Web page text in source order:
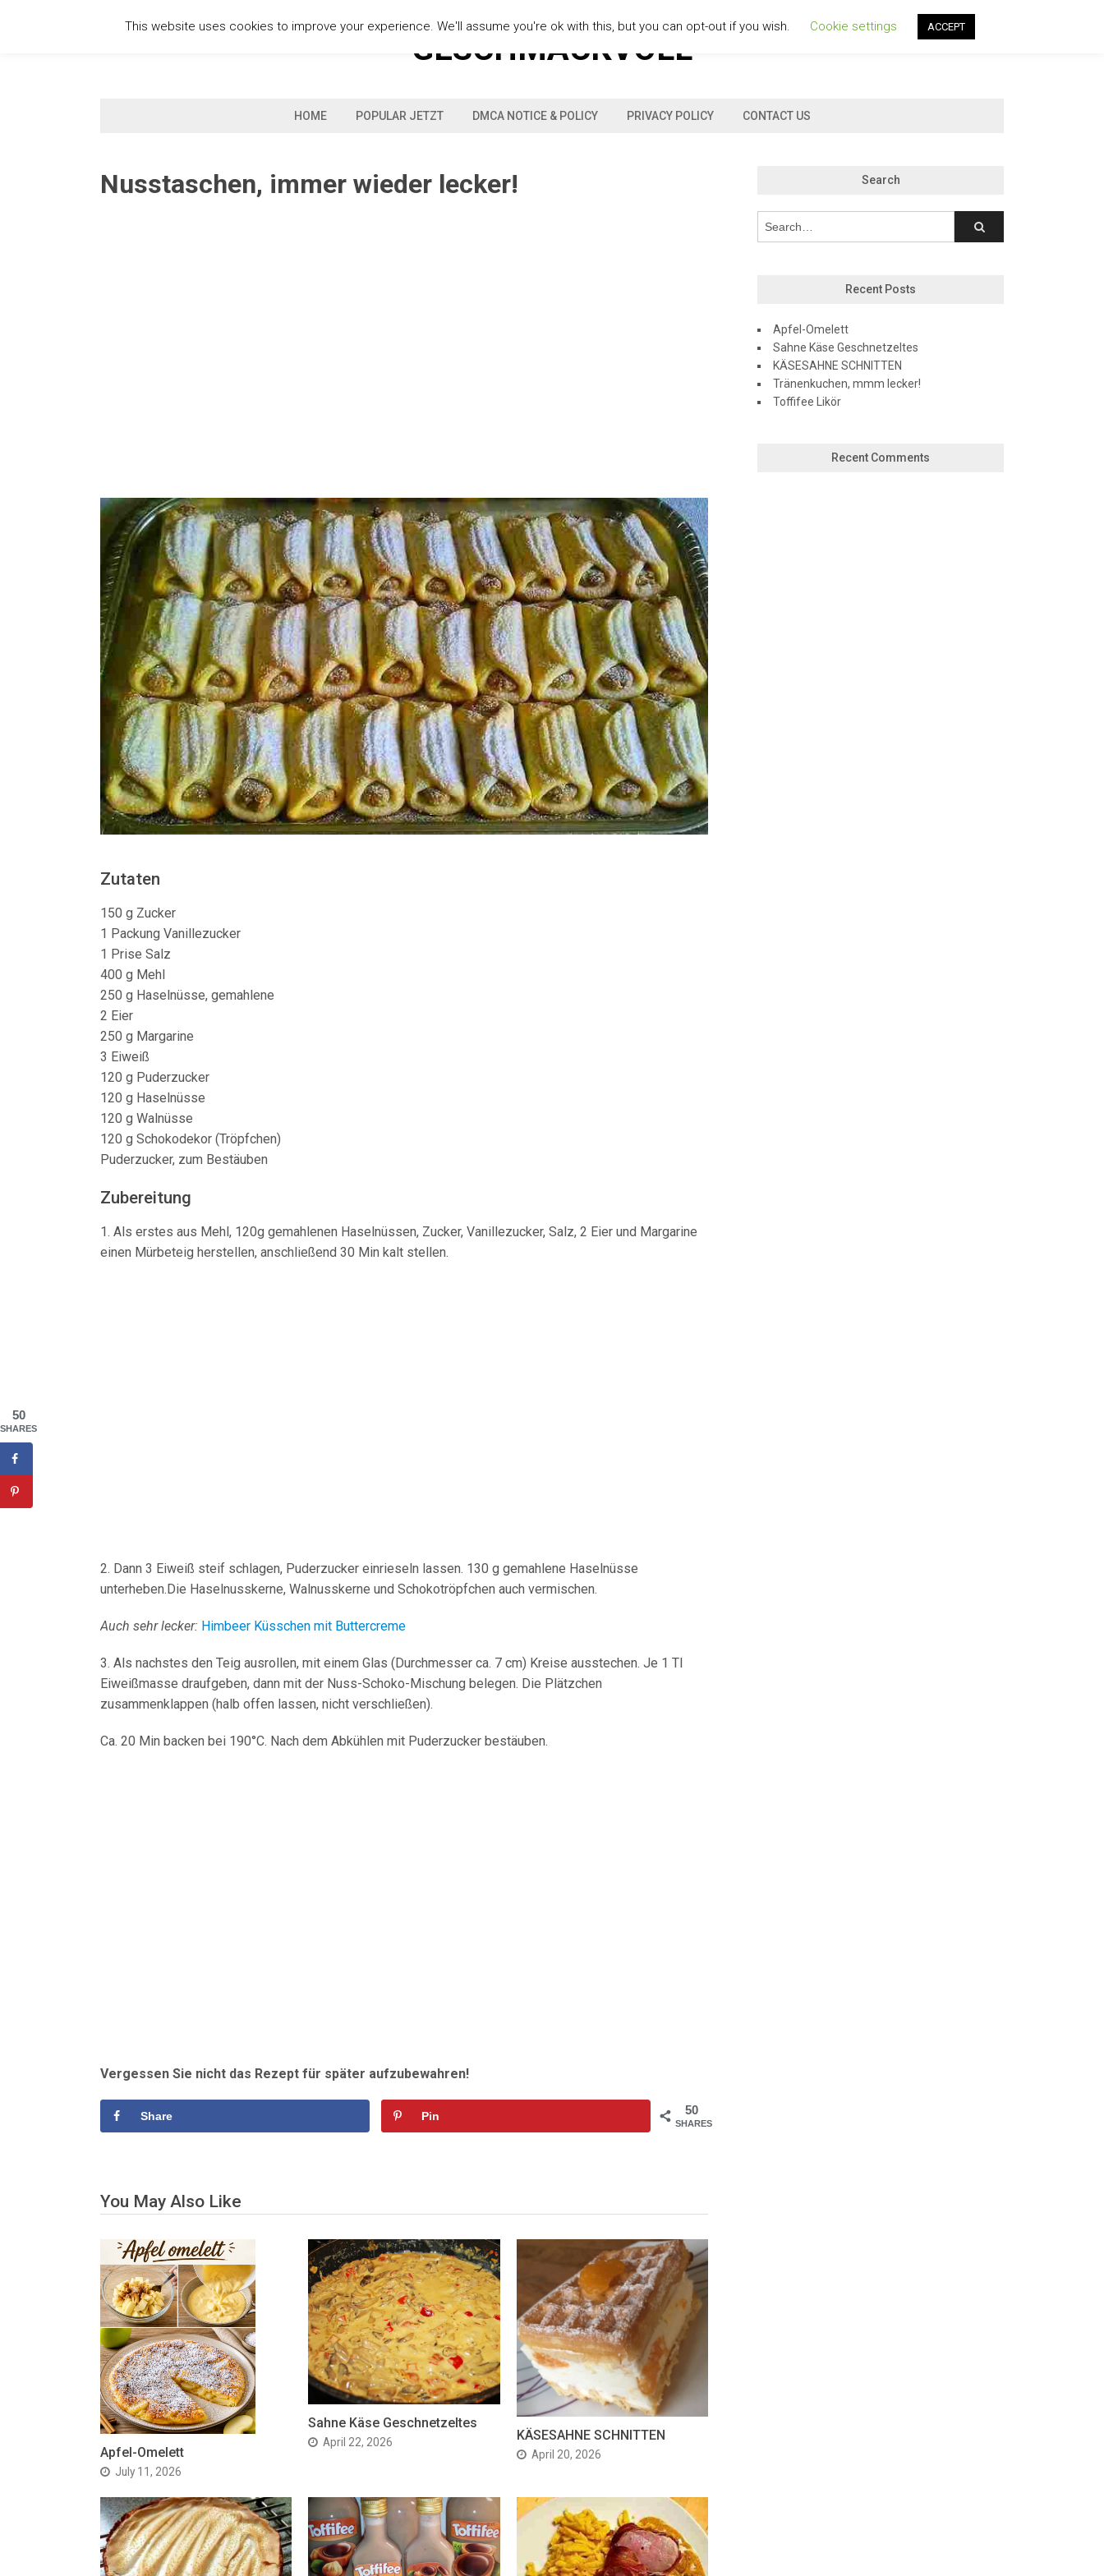
GESCHMACKVOLL
HOME POPULAR JETZT DMCA NOTICE & POLICY PRIVACY POLICY CONTACT US
Nusstaschen, immer wieder lecker!
Zutaten
150 g Zucker
1 Packung Vanillezucker
1 Prise Salz
400 g Mehl
250 g Haselnüsse, gemahlene
2 Eier
250 g Margarine
3 Eiweiß
120 g Puderzucker
120 g Haselnüsse
120 g Walnüsse
120 g Schokodekor (Tröpfchen)
Puderzucker, zum Bestäuben
Zubereitung
1. Als erstes aus Mehl, 120g gemahlenen Haselnüssen, Zucker, Vanillezucker, Salz, 2 Eier und Margarine
einen Mürbeteig herstellen, anschließend 30 Min kalt stellen.
2. Dann 3 Eiweiß steif schlagen, Puderzucker einrieseln lassen. 130 g gemahlene Haselnüsse
unterheben.Die Haselnusskerne, Walnusskerne und Schokotröpfchen auch vermischen.
Auch sehr lecker: Himbeer Küsschen mit Buttercreme
3. Als nachstes den Teig ausrollen, mit einem Glas (Durchmesser ca. 7 cm) Kreise ausstechen. Je 1 Tl
Eiweißmasse draufgeben, dann mit der Nuss-Schoko-Mischung belegen. Die Plätzchen
zusammenklappen (halb offen lassen, nicht verschließen).
Ca. 20 Min backen bei 190°C. Nach dem Abkühlen mit Puderzucker bestäuben.
Vergessen Sie nicht das Rezept für später aufzubewahren!
50
SHARES
Share Pin
You May Also Like
Apfel-Omelett
July 11, 2026
Sahne Käse Geschnetzeltes
April 22, 2026 KÄSESAHNE SCHNITTEN
April 20, 2026
Search
Recent Posts
Apfel-Omelett
Sahne Käse Geschnetzeltes
KÄSESAHNE SCHNITTEN
Tränenkuchen, mmm lecker!
Toffifee Likör
Recent Comments
This website uses cookies to improve your experience. We'll assume you're ok with this, but you can opt-out if you wish. Cookie settings ACCEPT
50
SHARES